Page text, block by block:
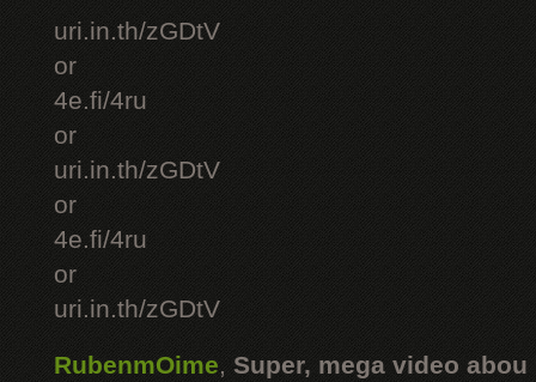
uri.in.th/zGDtV
or
4e.fi/4ru
or
uri.in.th/zGDtV
or
4e.fi/4ru
or
uri.in.th/zGDtV
RubenmOime, Super, mega video abou